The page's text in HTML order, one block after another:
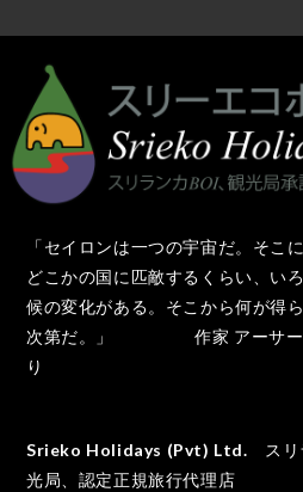
「セイロンは一つの宇宙だ。そこ
どこかの国に匹敵するくらい、い
候の変化がある。そこから何が得
次第だ。」 作家 アーサー・
り
Srieko Holidays (Pvt) Ltd. スリ
光局、認定正規旅行代理店